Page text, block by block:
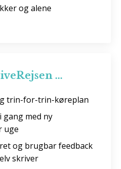
og alene
...
trin-for-trin-køreplan
gang med ny
uge
og brugbar feedback
skriver